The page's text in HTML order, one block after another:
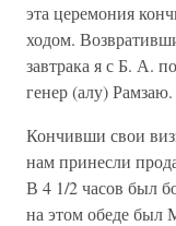
эта церемония
ходом.
завтрака я с Б. А.
генер (алу) Рамзаю.
Кончивши свои
нам принесли
В 4 1/2 часов был
на этом обеде был